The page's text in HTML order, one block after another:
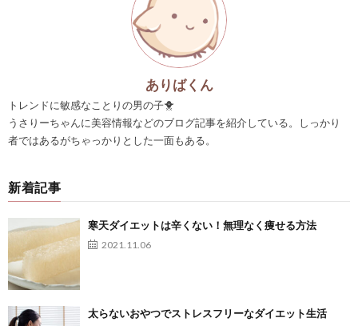
ありばくん
トレンドに敏感なことりの男の子🐥
うさりーちゃんに美容情報などのブログ記事を紹介している。しっかり
者ではあるがちゃっかりとした一面もある。
新着記事
寒天ダイエットは辛くない！無理なく痩せる方法
2021.11.06
太らないおやつでストレスフリーなダイエット生活